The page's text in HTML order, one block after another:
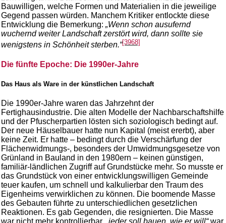
Bauwilligen, welche Formen und Materialien in die jeweilige
Gegend passen würden. Manchem Kritiker entlockte diese
Entwicklung die Bemerkung: „Wenn schon ausufernd
wuchernd weiter Landschaft zerstört wird, dann sollte sie
wenigstens in Schönheit sterben.“[3968]
Die fünfte Epoche: Die 1990er-Jahre
Das Haus als Ware in der künstlichen Landschaft
Die 1990er-Jahre waren das Jahrzehnt der
Fertighausindustrie. Die alten Modelle der Nachbarschaftshilfe
und der Pfuscherpartien lösten sich soziologisch bedingt auf.
Der neue Häuselbauer hatte nun Kapital (meist ererbt), aber
keine Zeit. Er hatte – bedingt durch die Verschärfung der
Flächenwidmungs-, besonders der Umwidmungsgesetze von
Grünland in Bauland in den 1980ern – keinen günstigen,
familiär-ländlichen Zugriff auf Grundstücke mehr. So musste er
das Grundstück von einer entwicklungswilligen Gemeinde
teuer kaufen, um schnell und kalkulierbar den Traum des
Eigenheims verwirklichen zu können. Die boomende Masse
des Gebauten führte zu unterschiedlichen gesetzlichen
Reaktionen. Es gab Gegenden, die resignierten. Die Masse